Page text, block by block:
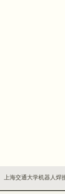
上海交通大学机器人焊